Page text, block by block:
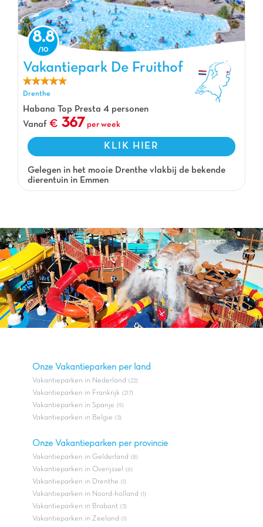
Vakantiepark De Fruithof, Vakantiepark Drenthe
8.8
Vakantiepark De Fruithof
Drenthe
Habana Top Presta 4 personen
Vanaf
367 per week
KLIK HIER
Gelegen in het mooie Drenthe vlakbij de bekende
dierentuin in Emmen
Onze Vakantieparken per land
Vakantieparken in Nederland (22)
Vakantieparken in Frankrijk (217)
Vakantieparken in Spanje (9)
Vakantieparken in Belgie (3)
Onze Vakantieparken per provincie
Vakantieparken in Gelderland (8)
Vakantieparken in Overijssel (6)
Vakantieparken in Drenthe (1)
Vakantieparken in Noord-holland (1)
Vakantieparken in Brabant (3)
Vakantieparken in Zeeland (1)